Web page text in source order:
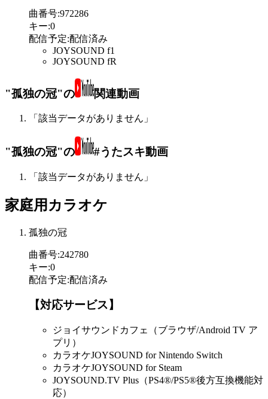
曲番号:972286
キー:0
配信予定:配信済み
JOYSOUND f1
JOYSOUND fR
"孤独の冠"の 関連動画
「該当データがありません」
"孤独の冠"の #うたスキ動画
「該当データがありません」
家庭用カラオケ
孤独の冠
曲番号:242780
キー:0
配信予定:配信済み
【対応サービス】
ジョイサウンドカフェ（ブラウザ/Android TV ア
プリ）
カラオケJOYSOUND for Nintendo Switch
カラオケJOYSOUND for Steam
JOYSOUND.TV Plus（PS4®/PS5®後方互換機能対
応）